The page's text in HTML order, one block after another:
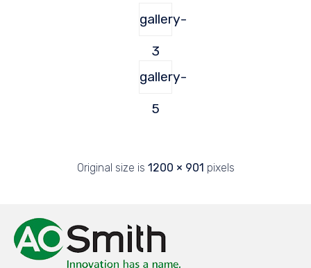
gallery-
3
gallery-
5
Original size is 1200 × 901 pixels